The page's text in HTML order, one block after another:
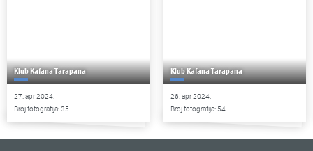
Klub Kafana Tarapana
27. apr 2024.
Broj fotografija: 35
Klub Kafana Tarapana
26. apr 2024.
Broj fotografija: 54